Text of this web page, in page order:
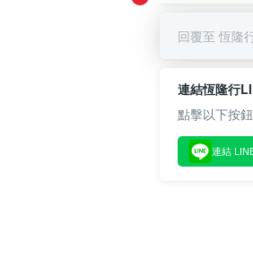
回覆至 恆隆
連結恆隆行
點擊以下按
連結